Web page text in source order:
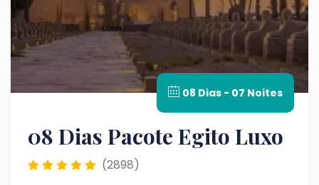
08 Dias - 07 Noites
08 Dias Pacote Egito Luxo
(2898)